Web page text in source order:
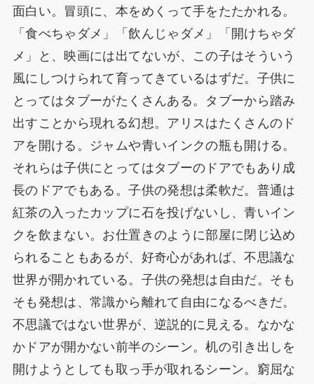
面白い。冒頭に、本をめくって手をたたかれる。
「食べちゃダメ」「飲んじゃダメ」「開けちゃダ
メ」と、映画には出てないが、この子はそういう
風にしつけられて育ってきているはずだ。子供に
とってはタブーがたくさんある。タブーから踏み
出すことから現れる幻想。アリスはたくさんのド
アを開ける。ジャムや青いインクの瓶も開ける。
それらは子供にとってはタブーのドアでもあり成
長のドアでもある。子供の発想は柔軟だ。普通は
紅茶の入ったカップに石を投げないし、青いイン
クを飲まない。お仕置きのように部屋に閉じ込め
られることもあるが、好奇心があれば、不思議な
世界が開かれている。子供の発想は自由だ。そも
そも発想は、常識から離れて自由になるべきだ。
不思議ではない世界が、逆説的に見える。なかな
かドアが開かない前半のシーン。机の引き出しを
開けようとしても取っ手が取れるシーン。窮屈な